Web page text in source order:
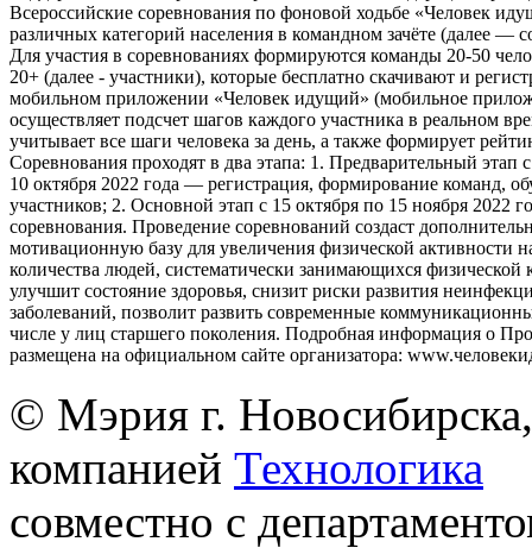
Всероссийские соревнования по фоновой ходьбе «Человек
различных категорий населения в командном зачёте (далее —
Для участия в соревнованиях формируются команды 20-50
20+ (далее - участники), которые бесплатно скачивают и
мобильном приложении «Человек идущий» (мобильное
осуществляет подсчет шагов каждого участника в реальном
учитывает все шаги человека за день, а также формирует
Соревнования проходят в два этапа: 1. Предварительный этап
10 октября 2022 года — регистрация, формирование команд,
участников; 2. Основной этап с 15 октября по 15 ноября 2022
соревнования. Проведение соревнований создаст
мотивационную базу для увеличения физической активности
количества людей, систематически занимающихся физической
улучшит состояние здоровья, снизит риски развития
заболеваний, позволит развить современные
числе у лиц старшего поколения. Подробная информация о
размещена на официальном сайте организатора:
© Мэрия г.
компанией Технологика
совместно с